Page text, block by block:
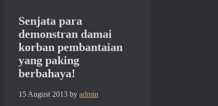
Senjata para
demonstran damai
korban pembantaian
yang paking
berbahaya!
15 August 2013 by admin